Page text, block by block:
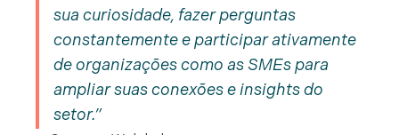
sua curiosidade, fazer perguntas
constantemente e participar ativamente
de organizações como as SMEs para
ampliar suas conexões e insights do
setor.